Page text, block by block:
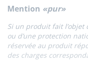
Mention «pur»
Si un produit fait l’objet
ou d’une protection
réservée au produit
des charges